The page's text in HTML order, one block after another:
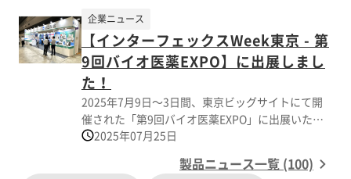
【インターフェックスWeek東京 - 第
9回バイオ医薬EXPO】に出展しまし
た！
企業ニュース
2025年7月9日～3日間、東京ビッグサイトにて開
催された「第9回バイオ医薬EXPO」に出展いたし
ました！ お立ち寄りいただきました皆様、誠にあ
関連商品】 ミキサー・トルク・レオメーター 卓上
2025年07月25日
製品ニュース一覧 (100)